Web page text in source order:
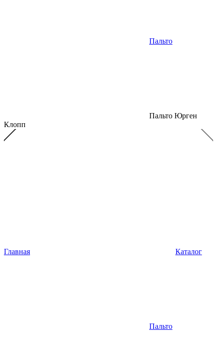
Пальто
Пальто Юрген
Клопп
Главная Каталог
Пальто